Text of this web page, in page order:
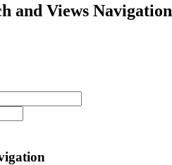
and Views Navigation